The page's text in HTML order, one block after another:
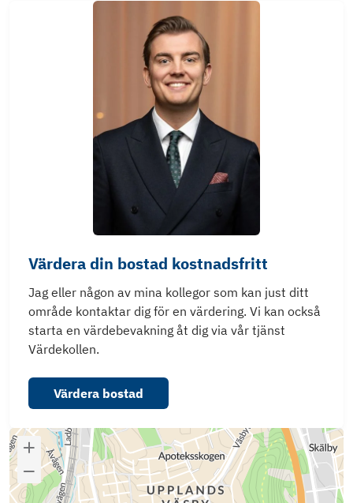
Värdera din bostad kostnadsfritt
Jag eller någon av mina kollegor som kan just ditt
område kontaktar dig för en värdering. Vi kan också
starta en värdebevakning åt dig via vår tjänst
Värdekollen.
Värdera bostad